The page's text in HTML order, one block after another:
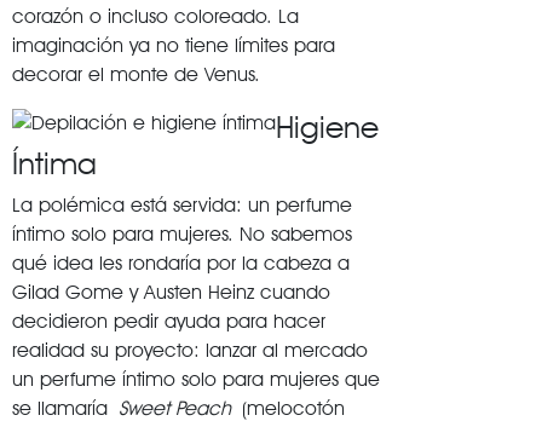
corazón o incluso coloreado. La
imaginación ya no tiene límites para
decorar el monte de Venus.
Higiene
Íntima
La polémica está servida: un perfume
íntimo solo para mujeres. No sabemos
qué idea les rondaría por la cabeza a
Gilad Gome y Austen Heinz cuando
decidieron pedir ayuda para hacer
realidad su proyecto: lanzar al mercado
un perfume íntimo solo para mujeres que
se llamaría Sweet Peach(melocotón